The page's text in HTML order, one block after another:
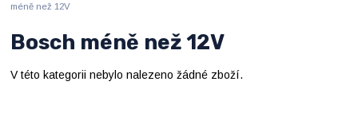
méně než 12V
Bosch méně než 12V
V této kategorii nebylo nalezeno žádné zboží.